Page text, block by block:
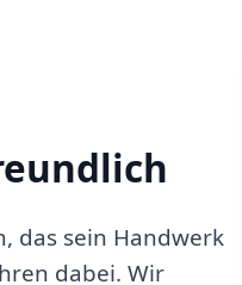
das sein Handwerk
dabei. Wir